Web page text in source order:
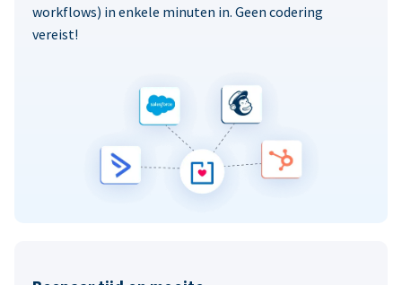
workflows) in enkele minuten in. Geen codering
vereist!